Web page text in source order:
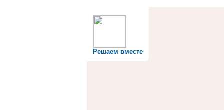
Решаем вместе